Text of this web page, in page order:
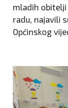
mladih
radu, najavili
Općinskog